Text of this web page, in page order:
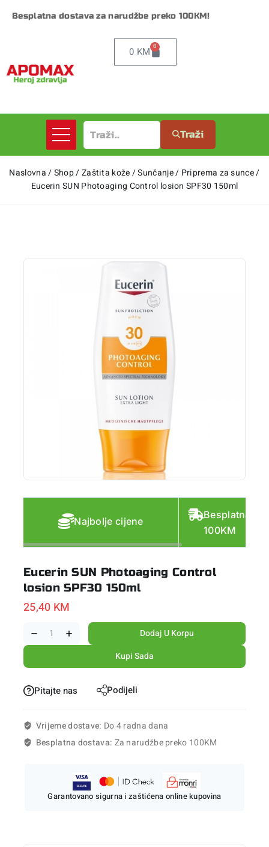
Besplatna dostava za narudžbe preko 100KM!
0 KM 0
Traži
Naslovna/Shop/Zaštita kože/Sunčanje/ Priprema za sunce/
Eucerin SUN Photoaging Control losion SPF30 150ml
Najbolje cijene
Besplatna
100KM
Eucerin SUN Photoaging Control
losion SPF30 150ml
25,40 KM
Dodaj U Korpu
Kupi Sada
Pitajte nas Podijeli
Vrijeme dostave: Do 4 radna dana
Besplatna dostava: Za narudžbe preko 100KM
Garantovano sigurna i zaštićena online kupovina